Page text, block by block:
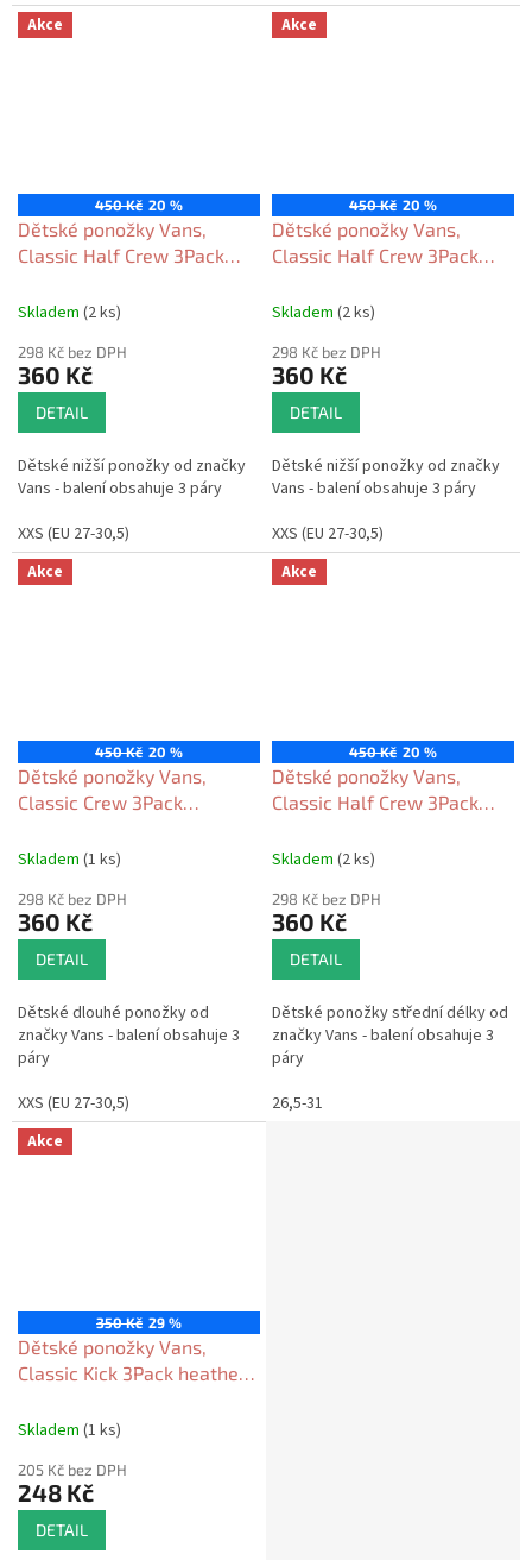
Akce
450 Kč 20 %
Dětské ponožky Vans,
Classic Half Crew 3Pack
Skladem (2 ks)
298 Kč bez DPH
360 Kč
DETAIL
Dětské nižší ponožky od značky
Vans - balení obsahuje 3 páry
XXS (EU 27-30,5)
Akce
450 Kč 20 %
Dětské ponožky Vans,
Classic Half Crew 3Pack
Skladem (2 ks)
298 Kč bez DPH
360 Kč
DETAIL
Dětské nižší ponožky od značky
Vans - balení obsahuje 3 páry
XXS (EU 27-30,5)
Akce
450 Kč 20 %
Dětské ponožky Vans,
Classic Crew 3Pack
Skladem (1 ks)
298 Kč bez DPH
360 Kč
DETAIL
Dětské dlouhé ponožky od
značky Vans - balení obsahuje 3
páry
XXS (EU 27-30,5)
Akce
450 Kč 20 %
Dětské ponožky Vans,
Classic Half Crew 3Pack
Skladem (2 ks)
298 Kč bez DPH
360 Kč
DETAIL
Dětské ponožky střední délky od
značky Vans - balení obsahuje 3
páry
26,5-31
Akce
350 Kč 29 %
Dětské ponožky Vans,
Classic Kick 3Pack heather
Skladem (1 ks)
205 Kč bez DPH
248 Kč
DETAIL